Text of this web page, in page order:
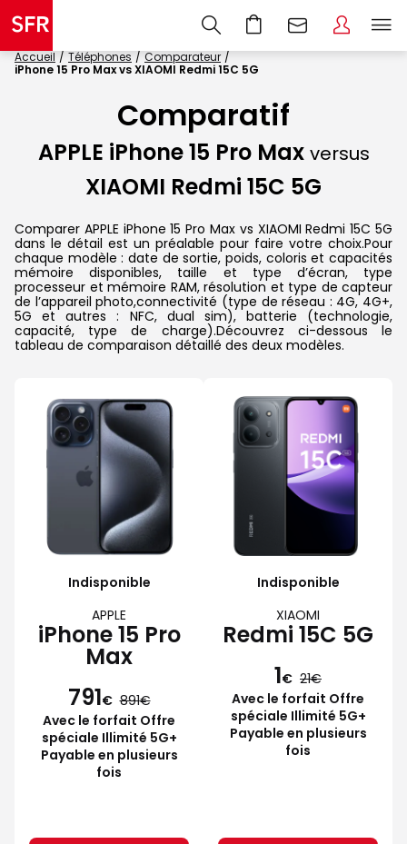
Accueil Téléphones
Comparateur
iPhone 15 Pro Max vs XIAOMI Redmi 15C 5G
Comparatif
APPLE iPhone 15 Pro Max versus
XIAOMI Redmi 15C 5G
Comparer APPLE iPhone 15 Pro Max vs XIAOMI Redmi 15C 5G
dans le détail est un préalable pour faire votre choix.Pour
chaque modèle : date de sortie, poids, coloris et capacités
mémoire disponibles, taille et type d’écran, type
processeur et mémoire RAM, résolution et type de capteur
de l’appareil photo,connectivité (type de réseau : 4G, 4G+,
5G et autres : NFC, dual sim), batterie (technologie,
capacité, type de charge).Découvrez ci-dessous le
tableau de comparaison détaillé des deux modèles.
Indisponible
APPLE
iPhone 15 Pro
Max
791€ 891
Avec le forfait Offre
spéciale Illimité 5G+
Payable en plusieurs
fois
Indisponible
XIAOMI
Redmi 15C 5G
1€ 21
Avec le forfait Offre
spéciale Illimité 5G+
Payable en plusieurs
fois